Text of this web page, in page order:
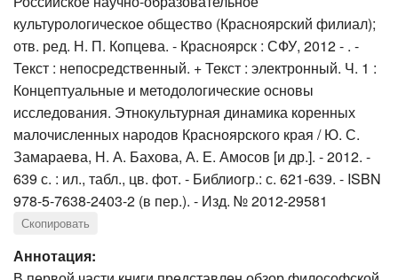
культурологическое общество (Красноярский филиал);
отв. ред. Н. П. Копцева. - Красноярск : СФУ, 2012 - . -
Текст : непосредственный. + Текст : электронный. Ч. 1 :
Концептуальные и методологические основы
исследования. Этнокультурная динамика коренных
малочисленных народов Красноярского края / Ю. С.
Замараева, Н. А. Бахова, А. Е. Амосов [и др.]. - 2012. -
639 с. : ил., табл., цв. фот. - Библиогр.: с. 621-639. - ISBN
978-5-7638-2403-2 (в пер.). - Изд. № 2012-29581
Скопировать
Аннотация: